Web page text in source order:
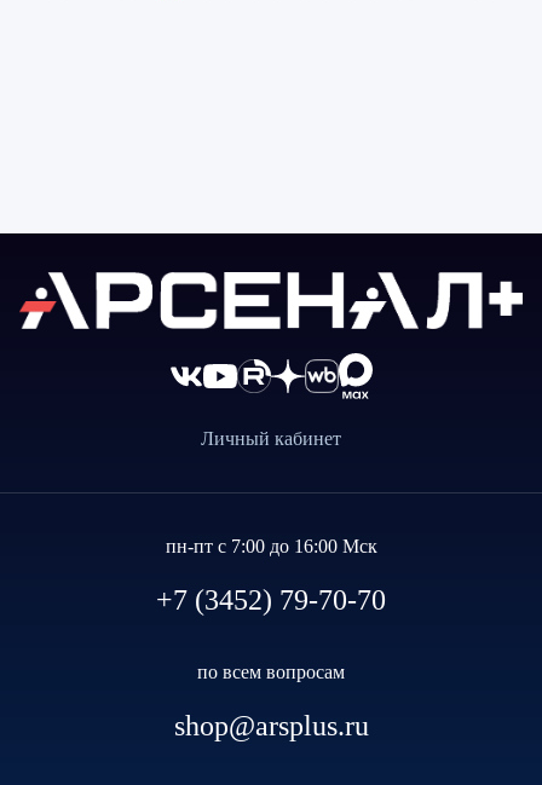
Личный кабинет
пн-пт с 7:00 до 16:00 Мск
+7 (3452) 79-70-70
по всем вопросам
shop@arsplus.ru